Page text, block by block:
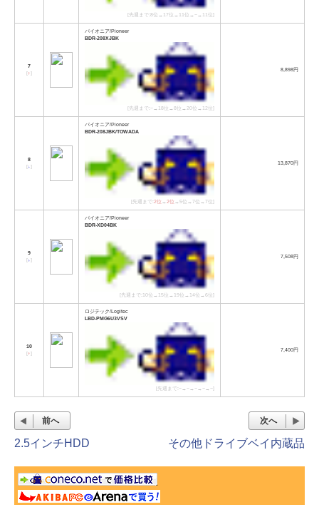
[先週まで:8位→17位→11位→−→11位]
7
[↑]
パイオニア/Pioneer
BDR-208XJBK
[先週まで:−→18位→8位→20位→12位]
8,898円
8
[↓]
パイオニア/Pioneer
BDR-208JBK/TOWADA
[先週まで:2位 →2位 →5位→7位→7位]
13,870円
9
[↓]
パイオニア/Pioneer
BDR-XD04BK
[先週まで:10位→15位→19位→14位→6位]
7,508円
10
[↑]
ロジテック/Logitec
LBD-PMG6U3VSV
[先週まで:−→−→−→−→−]
7,400円
前へ
2.5インチHDD
次へ
その他ドライブベイ内蔵品